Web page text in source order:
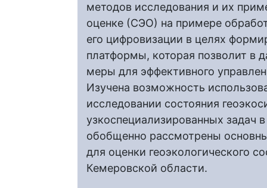
методов исследования и их
оценке (СЭО) на примере
его цифровизации в целях
платформы, которая позволит в
меры для эффективного
Изучена возможность
исследовании состояния
узкоспециализированных задач
обобщенно рассмотрены
для оценки геоэкологического
Кемеровской области.